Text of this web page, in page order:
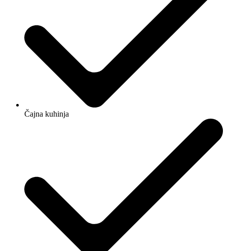
Čajna kuhinja